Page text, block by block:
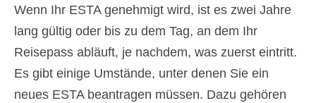
Wenn Ihr ESTA genehmigt wird, ist es zwei Jahre
lang gültig oder bis zu dem Tag, an dem Ihr
Reisepass abläuft, je nachdem, was zuerst eintritt.
Es gibt einige Umstände, unter denen Sie ein
neues ESTA beantragen müssen. Dazu gehören